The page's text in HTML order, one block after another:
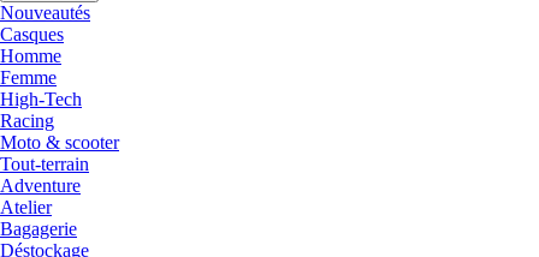
Nouveautés
Casques
Homme
Femme
High-Tech
Racing
Moto & scooter
Tout-terrain
Adventure
Atelier
Bagagerie
Déstockage